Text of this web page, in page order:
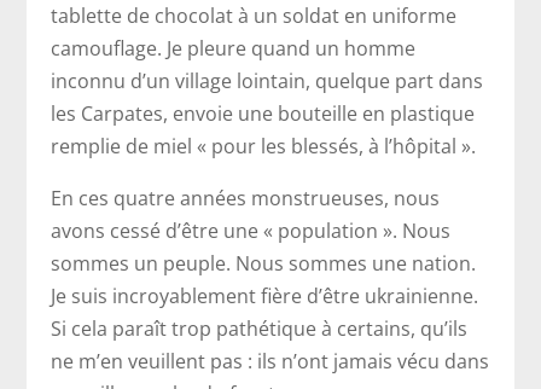
tablette de chocolat à un soldat en uniforme
camouflage. Je pleure quand un homme
inconnu d’un village lointain, quelque part dans
les Carpates, envoie une bouteille en plastique
remplie de miel « pour les blessés, à l’hôpital ».
En ces quatre années monstrueuses, nous
avons cessé d’être une « population ». Nous
sommes un peuple. Nous sommes une nation.
Je suis incroyablement fière d’être ukrainienne.
Si cela paraît trop pathétique à certains, qu’ils
ne m’en veuillent pas : ils n’ont jamais vécu dans